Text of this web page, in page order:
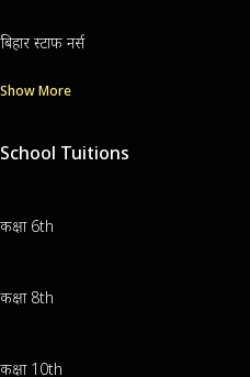
बिहार स्टाफ नर्स
Show More
School Tuitions
कक्षा 6th
कक्षा 8th
कक्षा 10th